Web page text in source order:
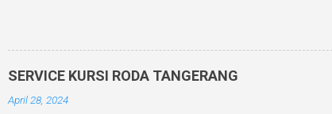
motor kursi roda elektrik Pengelasan dan penguatan rangka
Kursi Roda Jl. Dr. Makaliwe 1 No. 7, Grogol, Jakarta Barat
– 18.00 WIB Kenapa Memilih Kami? Teknisi berpengalaman
digunakan? Jangan tunggu hingga makin...
SERVICE KURSI RODA TANGERANG
April 28, 2024